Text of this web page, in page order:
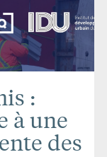
:
à une
des